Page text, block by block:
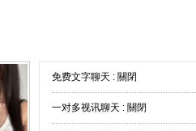
免费文字聊天 : 關閉
一对多视讯聊天 : 關閉